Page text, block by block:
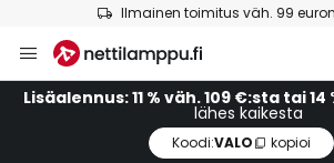
Ilmainen toimitus väh. 99
to
Content
Lisäalennus: 11 % väh. 109 €:sta tai 14
lähes kaikesta
Koodi:VALO kopioi